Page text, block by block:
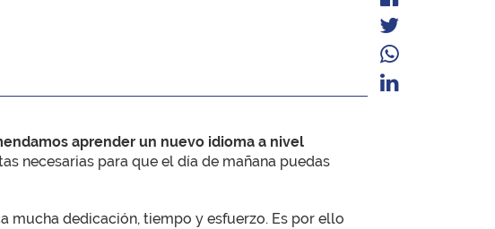
aprender un nuevo idioma a nivel
necesarias para que el día de mañana puedas
mucha dedicación, tiempo y esfuerzo. Es por ello